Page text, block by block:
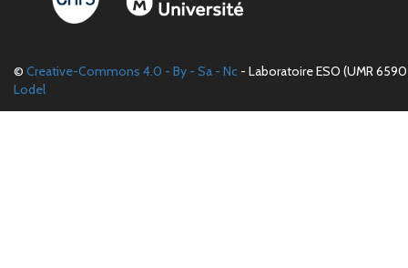
© Creative-Commons 4.0 - By - Sa - Nc - Laboratoire ESO (UMR
Lodel